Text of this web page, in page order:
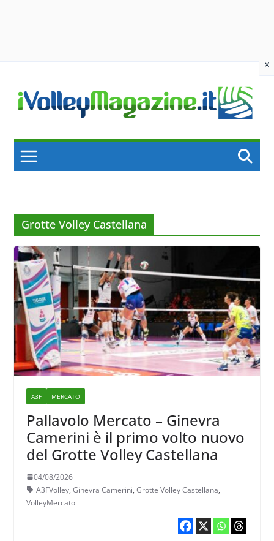
×
content
Grotte Volley Castellana
A3F MERCATO
Pallavolo Mercato – Ginevra
Camerini è il primo volto nuovo
del Grotte Volley Castellana
04/08/2026
A3FVolley, Ginevra Camerini, Grotte Volley Castellana,
VolleyMercato